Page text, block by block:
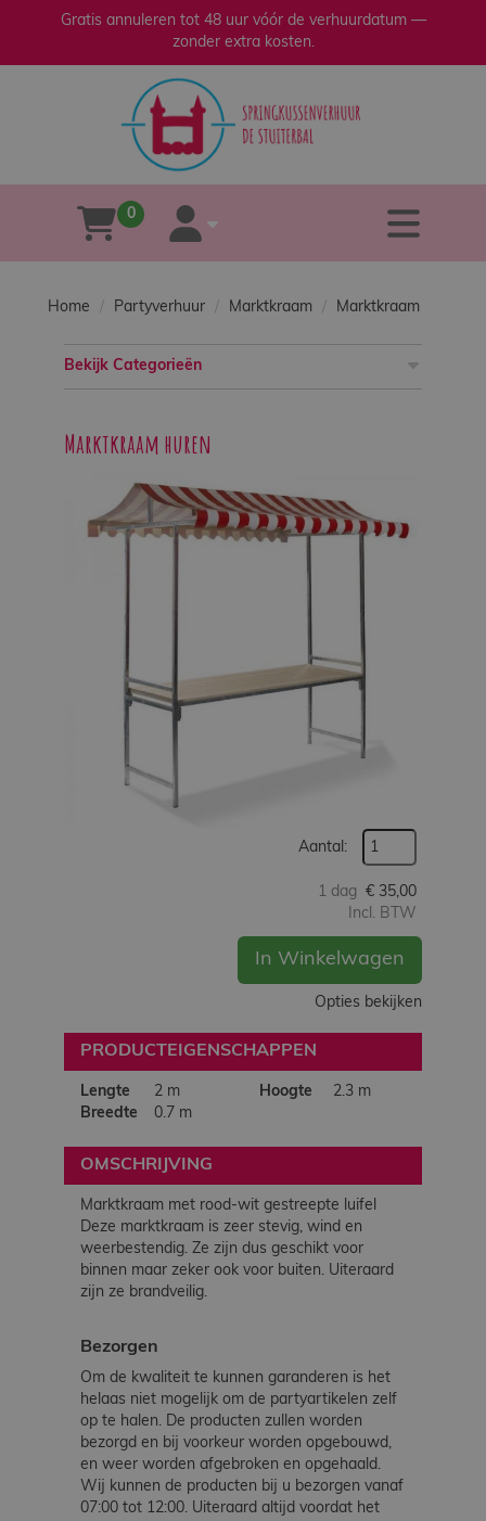
Gratis annuleren tot 48 uur vóór de verhuurdatum —
zonder extra kosten.
winkelwagen
0
account
×sluiten
Verkoop
spelen
Springparadijs
Home Partyverhuur Marktkraam Marktkraam
Bekijk Categorieën
Marktkraam huren
Aantal:
1 dag € 35,00
Incl. BTW
In Winkelwagen
Opties bekijken
PRODUCTEIGENSCHAPPEN
Lengte
2 m
Breedte
0.7 m
Hoogte 2.3 m
OMSCHRIJVING
Marktkraam met rood-wit gestreepte luifel
Deze marktkraam is zeer stevig, wind en
weerbestendig. Ze zijn dus geschikt voor
binnen maar zeker ook voor buiten. Uiteraard
zijn ze brandveilig.
Bezorgen
Om de kwaliteit te kunnen garanderen is het
helaas niet mogelijk om de partyartikelen zelf
op te halen. De producten zullen worden
bezorgd en bij voorkeur worden opgebouwd,
en weer worden afgebroken en opgehaald.
Wij kunnen de producten bij u bezorgen vanaf
07:00 tot 12:00. Uiteraard altijd voordat het